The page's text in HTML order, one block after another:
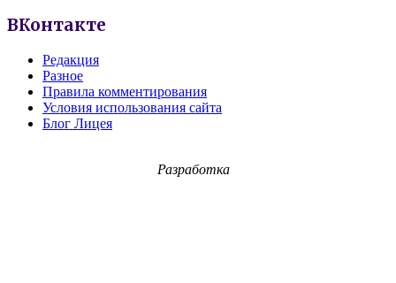
ВКонтакте
Редакция
Разное
Правила комментирования
Условия использования сайта
Блог Лицея
Разработка